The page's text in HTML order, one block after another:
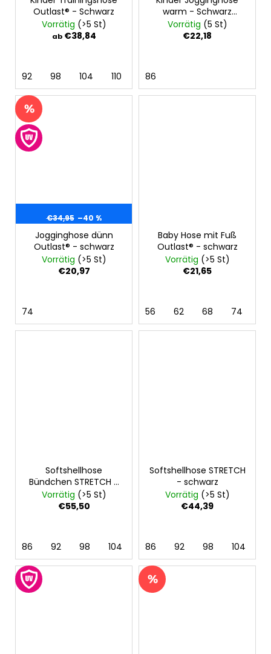
Outlast® - Schwarz
Vorrätig (>5 St)
ab€38,84
92 98 104 110 116
warm - Schwarz
Muster
Vorrätig (5 St)
€22,18
86
€34,95 –40 %
Jogginghose dünn
Outlast® - schwarz
Vorrätig (>5 St)
€20,97
74
Baby Hose mit Fuß
Outlast® - schwarz
Vorrätig (>5 St)
€21,65
56 62 68 74
Softshellhose
Bündchen STRETCH -
schwarz
Vorrätig (>5 St)
€55,50
86 92 98 104 110 116 122 128
Softshellhose STRETCH
- schwarz
Vorrätig (>5 St)
€44,39
86 92 98 104